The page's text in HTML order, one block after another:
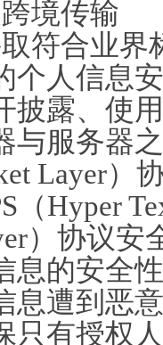
境传输
取符合业
个人信息
披露、使
与服务器
Layer
Hyper
）协议
息的安全
息遭到恶
只有授权